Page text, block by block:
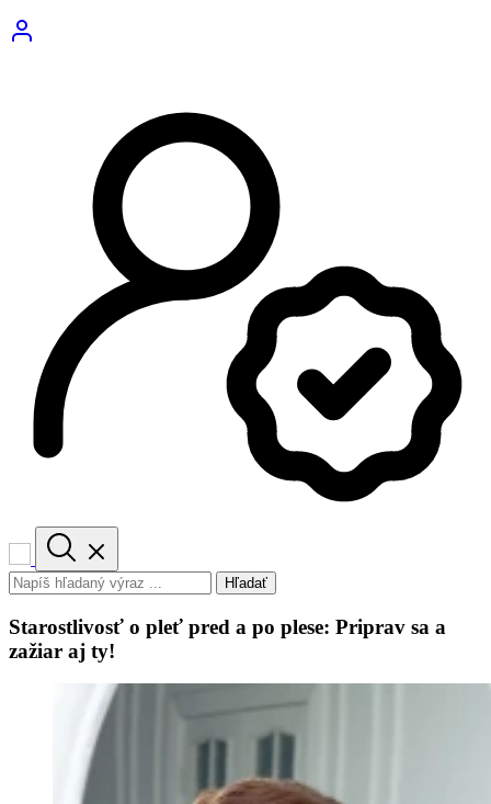
Hľadať
Starostlivosť o pleť pred a po plese: Priprav sa a
zažiar aj ty!